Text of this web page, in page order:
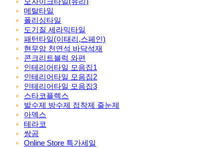
메탈타일
폴리싱타일
도기질 세라믹타일
패턴타일(이태리,스페인)
현무암 천연석 바닥석재
콘크리트블럭 와편
인테리어타일 모음집1
인테리어타일 모음집2
인테리어타일 모음집3
스타코플렉스
발수제 방수제 접착제 줄눈제
아덱스
테라코
쌍곰
Online Store 특가세일